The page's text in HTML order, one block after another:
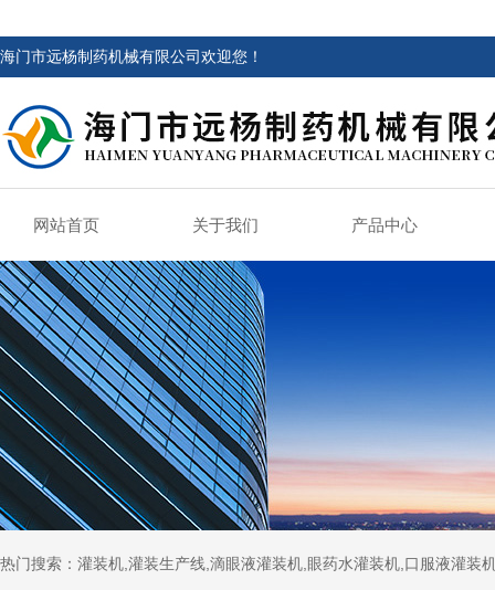
海门市远杨制药机械有限公司欢迎您！
网站首页 关于我们 产品中心
热门搜索：灌装机,灌装生产线,滴眼液灌装机,眼药水灌装机,口服液灌装